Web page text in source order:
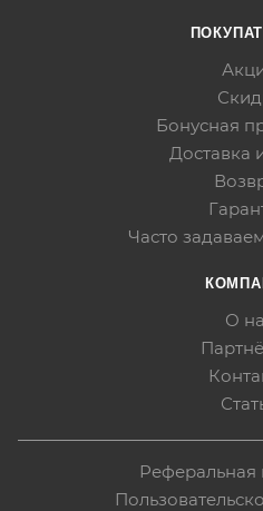
Бонусная
Доставка
Часто
О